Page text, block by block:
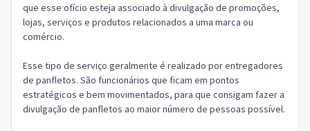
que esse ofício esteja associado à divulgação de promoções,
lojas, serviços e produtos relacionados a uma marca ou
comércio.
Esse tipo de serviço geralmente é realizado por entregadores
de panfletos. São funcionários que ficam em pontos
estratégicos e bem movimentados, para que consigam fazer a
divulgação de panfletos ao maior número de pessoas possível.